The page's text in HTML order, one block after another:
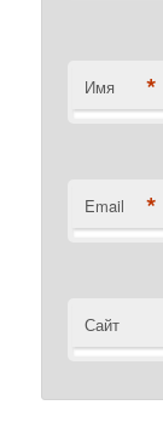
Имя *
Email *
Сайт